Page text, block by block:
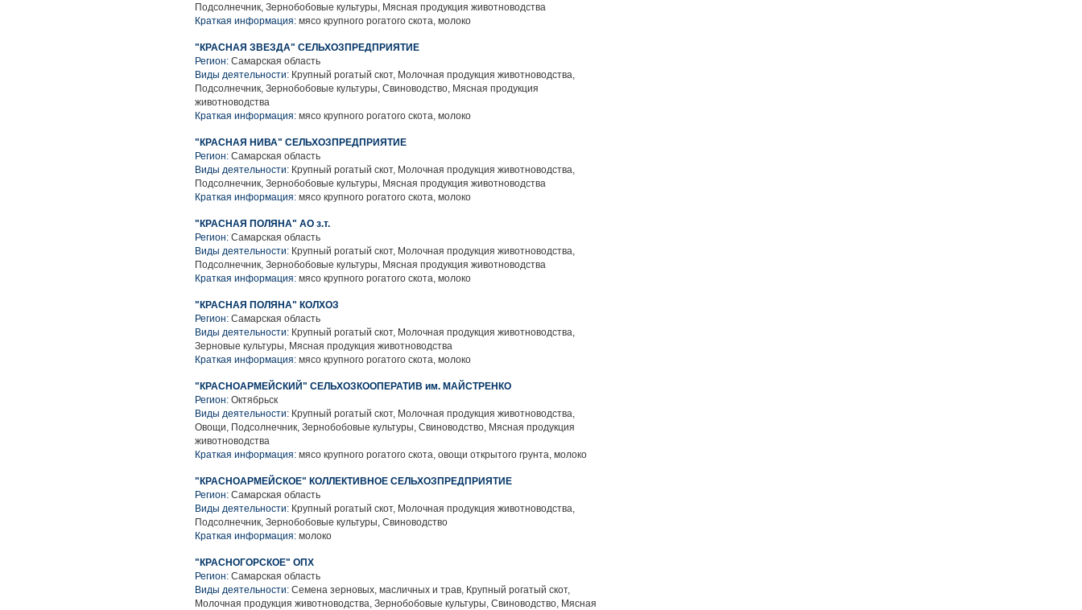
Подсолнечник, Зернобобовые культуры, Мясная продукция животноводства
Краткая информация: мясо крупного рогатого скота, молоко
"КРАСНАЯ ЗВЕЗДА" СЕЛЬХОЗПРЕДПРИЯТИЕ
Регион: Самарская область
Виды деятельности: Крупный рогатый скот, Молочная продукция животноводства,
Подсолнечник, Зернобобовые культуры, Свиноводство, Мясная продукция
животноводства
Краткая информация: мясо крупного рогатого скота, молоко
"КРАСНАЯ НИВА" СЕЛЬХОЗПРЕДПРИЯТИЕ
Регион: Самарская область
Виды деятельности: Крупный рогатый скот, Молочная продукция животноводства,
Подсолнечник, Зернобобовые культуры, Мясная продукция животноводства
Краткая информация: мясо крупного рогатого скота, молоко
"КРАСНАЯ ПОЛЯНА" АО з.т.
Регион: Самарская область
Виды деятельности: Крупный рогатый скот, Молочная продукция животноводства,
Подсолнечник, Зернобобовые культуры, Мясная продукция животноводства
Краткая информация: мясо крупного рогатого скота, молоко
"КРАСНАЯ ПОЛЯНА" КОЛХОЗ
Регион: Самарская область
Виды деятельности: Крупный рогатый скот, Молочная продукция животноводства,
Зерновые культуры, Мясная продукция животноводства
Краткая информация: мясо крупного рогатого скота, молоко
"КРАСНОАРМЕЙСКИЙ" СЕЛЬХОЗКООПЕРАТИВ им. МАЙСТРЕНКО
Регион: Октябрьск
Виды деятельности: Крупный рогатый скот, Молочная продукция животноводства,
Овощи, Подсолнечник, Зернобобовые культуры, Свиноводство, Мясная продукция
животноводства
Краткая информация: мясо крупного рогатого скота, овощи открытого грунта, молоко
"КРАСНОАРМЕЙСКОЕ" КОЛЛЕКТИВНОЕ СЕЛЬХОЗПРЕДПРИЯТИЕ
Регион: Самарская область
Виды деятельности: Крупный рогатый скот, Молочная продукция животноводства,
Подсолнечник, Зернобобовые культуры, Свиноводство
Краткая информация: молоко
"КРАСНОГОРСКОЕ" ОПХ
Регион: Самарская область
Виды деятельности: Семена зерновых, масличных и трав, Крупный рогатый скот,
Молочная продукция животноводства, Зернобобовые культуры, Свиноводство, Мясная